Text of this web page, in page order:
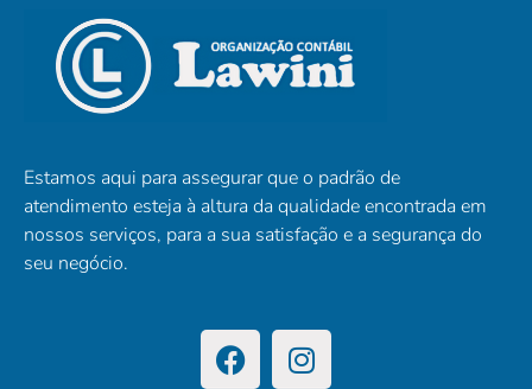
Estamos aqui para assegurar que o padrão de
atendimento esteja à altura da qualidade encontrada em
nossos serviços, para a sua satisfação e a segurança do
seu negócio.